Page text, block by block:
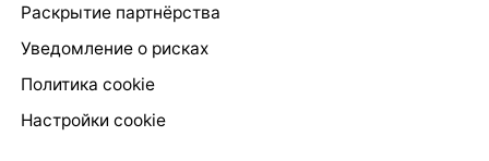
Раскрытие партнёрства
Уведомление о рисках
Политика cookie
Настройки cookie